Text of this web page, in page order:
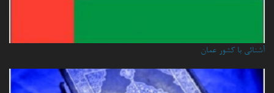
آشنائي با كشور عمان